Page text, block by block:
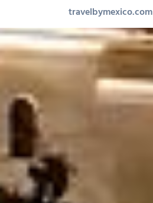
travelbymexico.com